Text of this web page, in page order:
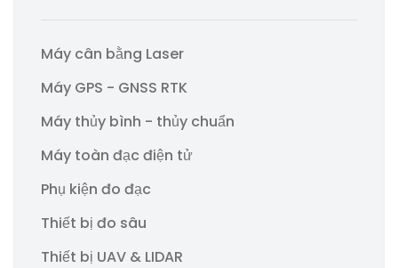
Máy cân bằng Laser
Máy GPS - GNSS RTK
Máy thủy bình - thủy chuẩn
Máy toàn đạc điện tử
Phụ kiện đo đạc
Thiết bị đo sâu
Thiết bị UAV & LIDAR